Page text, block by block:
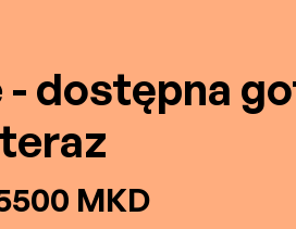
dostępna
teraz
MKD